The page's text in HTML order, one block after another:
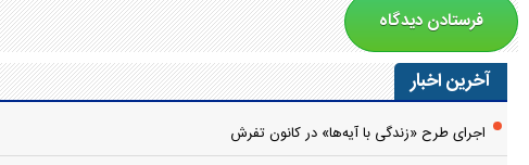
آخرین اخبار
اجرای طرح «زندگی با آیه‌ها» در کانون تفرش